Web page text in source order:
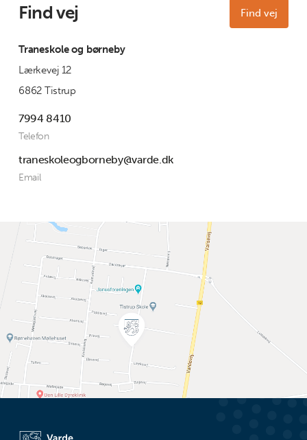
Find vej Find vej
Traneskole og børneby
Lærkevej 12
6862 Tistrup
7994 8410
Telefon
traneskoleogborneby@varde.dk
Email